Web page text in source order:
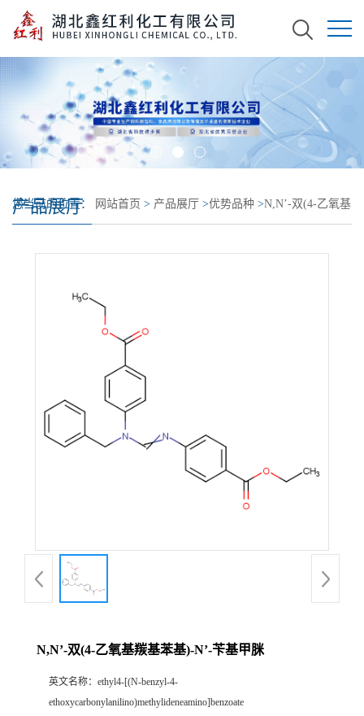
产品展厅
您当前的位置： 网站首页 > 产品展厅 >优势品种 >N,N’-双(4-乙氧基
N,N’-双(4-乙氧基羰基苯基)-N’-苄基甲脒
英文名称： ethyl4-[(N-benzyl-4-
ethoxycarbonylanilino)methylideneamino]benzoate